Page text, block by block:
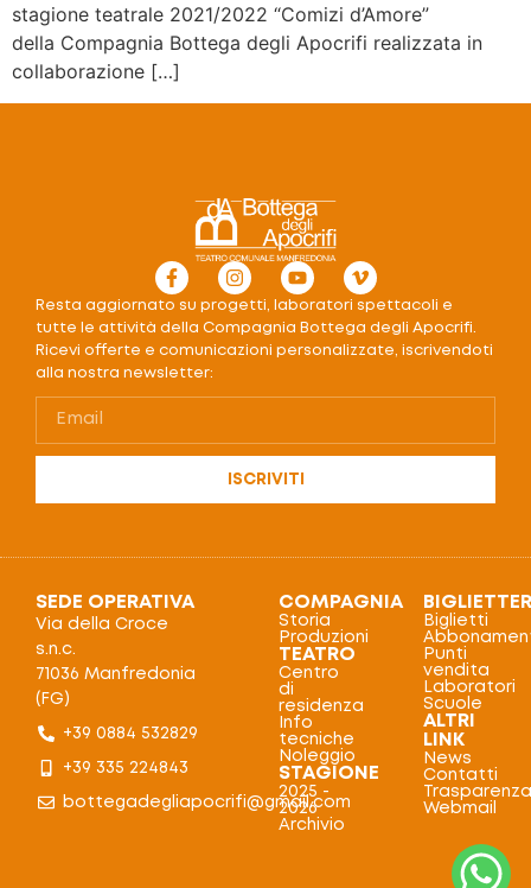
stagione teatrale 2021/2022 “Comizi d’Amore”
della Compagnia Bottega degli Apocrifi realizzata in
collaborazione […]
Resta aggiornato su progetti, laboratori spettacoli e
tutte le attività della Compagnia Bottega degli Apocrifi.
Ricevi offerte e comunicazioni personalizzate, iscrivendoti
alla nostra newsletter:
ISCRIVITI
SEDE OPERATIVA
Via della Croce
s.n.c.
71036 Manfredonia
(FG)
+39 0884 532829
+39 335 224843
bottegadegliapocrifi@gmail.com
COMPAGNIA
Storia
Produzioni
TEATRO
Centro
di
residenza
Info
tecniche
Noleggio
STAGIONE
2025 -
2026
Archivio
Biglietti
Punti
vendita
Laboratori
Scuole
ALTRI
LINK
News
Contatti
Trasparenza
Webmail